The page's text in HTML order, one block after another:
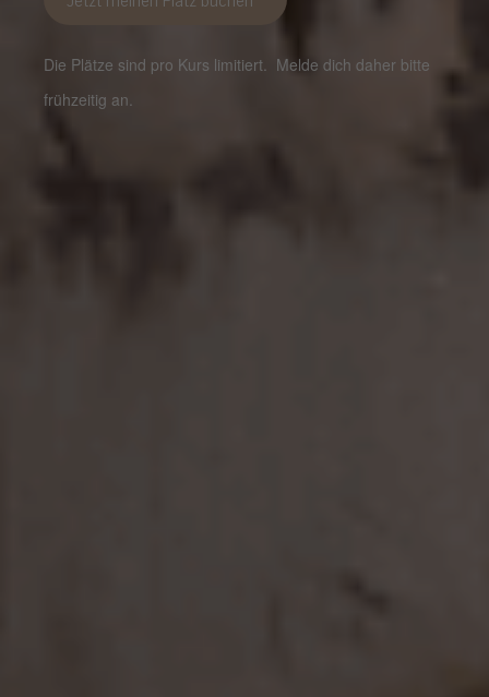
Die Plätze sind pro Kurs limitiert. Melde dich daher bitte
frühzeitig an.